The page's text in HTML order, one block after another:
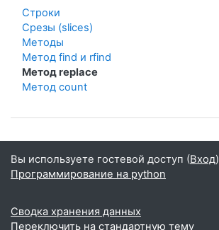
Строки
Срезы (slices)
Методы
Метод find и rfind
Метод replace
Метод count
Вы используете гостевой доступ (Вход)
Программирование на python
Сводка хранения данных
Переключить на стандартную тему